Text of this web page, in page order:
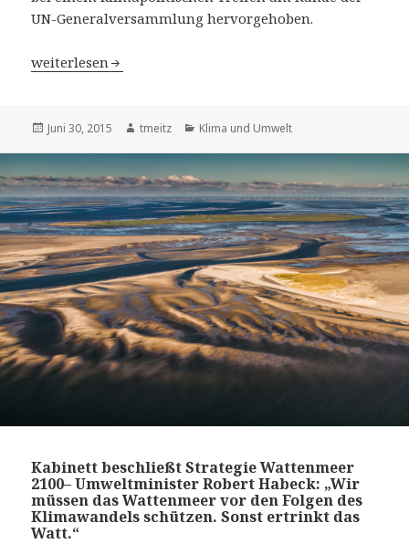
UN-Generalversammlung hervorgehoben.
UN-Generalsekretär Ban lobt deutschen Beitrag zur
weiterlesen
Veröffentlicht
Juni 30, 2015 Autor
tmeitz Kategorien
Klima und Umwelt
Kabinett beschließt Strategie Wattenmeer
2100– Umweltminister Robert Habeck: „Wir
müssen das Wattenmeer vor den Folgen des
Klimawandels schützen. Sonst ertrinkt das
Watt.“